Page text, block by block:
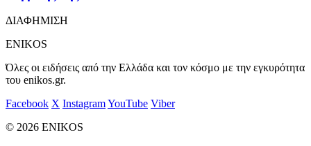
ΔΙΑΦΗΜΙΣΗ
ENIKOS
Όλες οι ειδήσεις από την Ελλάδα και τον κόσμο με την εγκυρότητα
του enikos.gr.
Facebook X InstagramYouTube Viber
© 2026 ENIKOS